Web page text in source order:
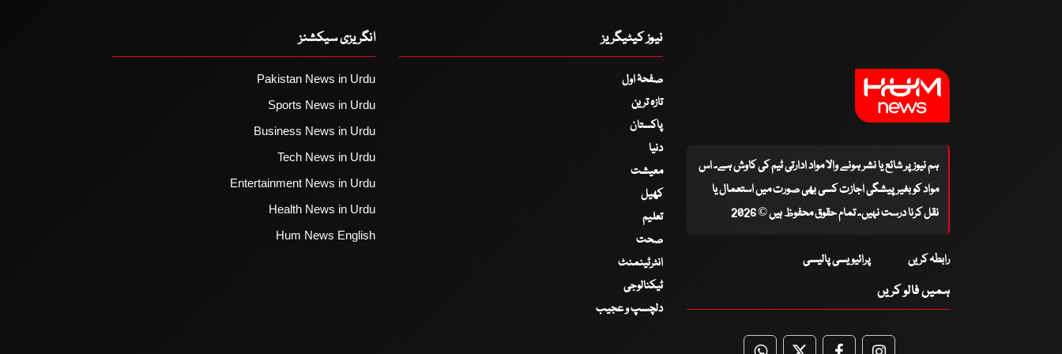
ہم نیوز پر شائع یا نشر ہونے والا مواد ادارتی ٹیم کی کاوش ہے۔ اس
مواد کو بغیر پیشگی اجازت کسی بھی صورت میں استعمال یا
نقل کرنا درست نہیں۔ تمام حقوق محفوظ ہیں © 2026
رابطہ کریں پرائیویسی پالیسی
ہمیں فالو کریں
نیوز کیٹیگریز
صفحۂ اول
تازہ ترین
پاکستان
دنیا
معیشت
کھیل
تعلیم
صحت
انٹرٹینمنٹ
ٹیکنالوجی
دلچسپ و عجیب
انگریزی سیکشنز
Pakistan News in Urdu
Sports News in Urdu
Business News in Urdu
Tech News in Urdu
Entertainment News in Urdu
Health News in Urdu
Hum News English